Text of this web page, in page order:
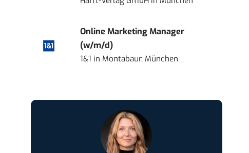
Online Marketing Manager
(w/m/d)
1&1 in Montabaur, München